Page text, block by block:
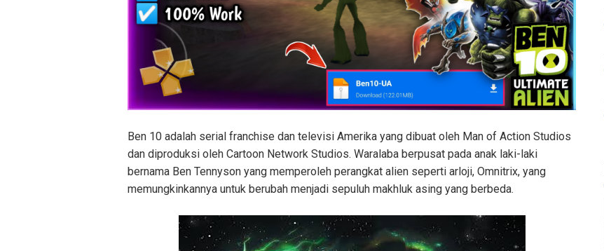
Ben 10 adalah serial franchise dan televisi Amerika yang dibuat oleh Man of Action Studios
dan diproduksi oleh Cartoon Network Studios. Waralaba berpusat pada anak laki-laki
bernama Ben Tennyson yang memperoleh perangkat alien seperti arloji, Omnitrix, yang
memungkinkannya untuk berubah menjadi sepuluh makhluk asing yang berbeda.